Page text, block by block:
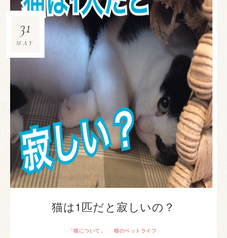
猫は1匹だと寂しいの？
「猫について」 · 猫のペットライフ
31
MAY